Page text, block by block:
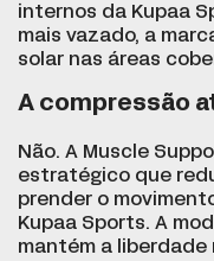
internos da Kupaa
mais vazado, a
solar nas áreas
A compressão
Não. A Muscle
estratégico que
prender o
Kupaa Sports. A
mantém a